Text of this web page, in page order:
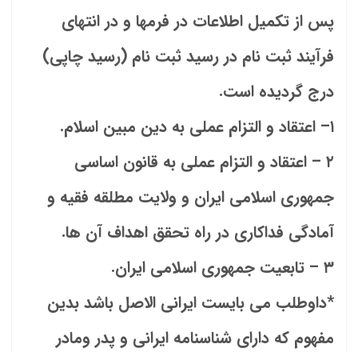
پس از تکمیل اطلاعات در فرمها و در انتهای
فرآیند ثبت نام در رسید ثبت نام (رسید چاپی)
درج گردیده است.
۱– اعتقاد و التزام عملی به دین مبین اسلام.
۲ – اعتقاد و التزام عملی به قانون اساسی
جمهوری اسلامی ایران و ولایت مطلقه فقیه و
آمادگی فداکاری در راه تحقق اهداف آن ها.
۳ – تابعیت جمهوری اسلامی ایران.
*داوطلب می بایست ایرانی الاصل باشد بدین
مفهوم که دارای شناسنامه ایرانی و پدر ومادر